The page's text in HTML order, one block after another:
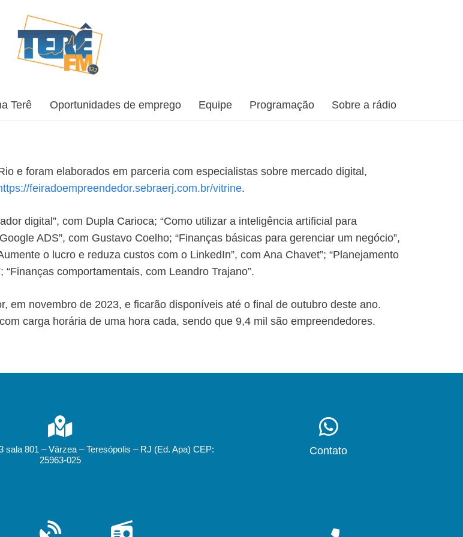
Terê Oportunidades de emprego Equipe Programação Sobre a rádio
e foram elaborados em parceria com especialistas sobre mercado digital,
feiradoempreendedor.sebraerj.com.br/vitrine.
digital”, com Dupla Carioca; “Como utilizar a inteligência artificial para
ADS”, com Gustavo Coelho; “Finanças básicas para gerenciar um negócio”,
o lucro e reduza custos com o LinkedIn”, com Ana Chavet”; “Planejamento
comportamentais, com Leandro Trajano”.
em novembro de 2023, e ficarão disponíveis até o final de outubro deste ano.
carga horária de uma hora cada, sendo que 9,4 mil são empreendedores.
sala 801 – Várzea – Teresópolis – RJ (Ed. Apa) CEP:
25963-025
Contato